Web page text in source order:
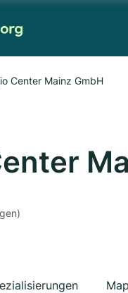
Center Mainz GmbH
Map